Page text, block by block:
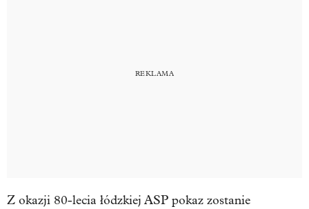
Z okazji 80-lecia łódzkiej ASP pokaz zostanie